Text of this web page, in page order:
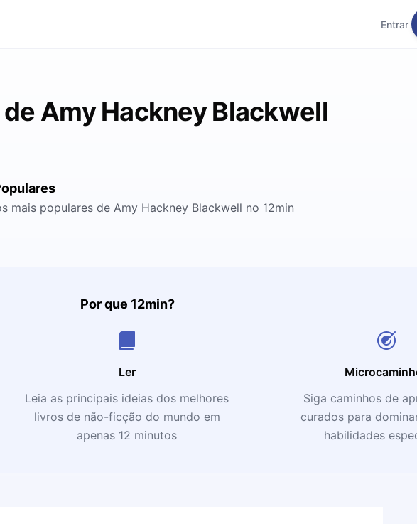
Entrar
Amy Hackney Blackwell
mais populares de Amy Hackney Blackwell no 12min
Por que 12min?
Ler
Leia as principais ideias dos melhores
livros de não-ficção do mundo em
apenas 12 minutos
Siga caminhos de
curados para
habilidades